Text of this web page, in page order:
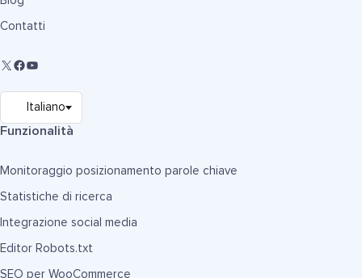
Contatti
Funzionalità
Monitoraggio posizionamento parole chiave
Statistiche di ricerca
Integrazione social media
Editor Robots.txt
SEO per WooCommerce